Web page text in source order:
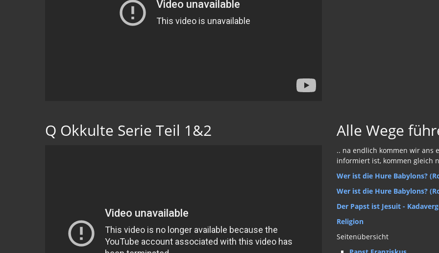
Q Okkulte Serie Teil 1&2 Alle Wege
.. na endlich kommen wir ans
informiert ist, kommen gleich
Wer ist die Hure Babylons?
Wer ist die Hure Babylons?
Der Papst ist Jesuit -
Religion
Seitenübersicht